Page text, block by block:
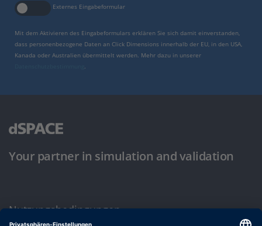
Externes Eingabeformular
Mit dem Aktivieren des Eingabeformulars erklären Sie sich damit einverstanden,
dass personenbezogene Daten an Click Dimensions innerhalb der EU, in den USA,
Kanada oder Australien übermittelt werden. Mehr dazu in unserer
Your partner in simulation and validation
Nutzungsbedingungen